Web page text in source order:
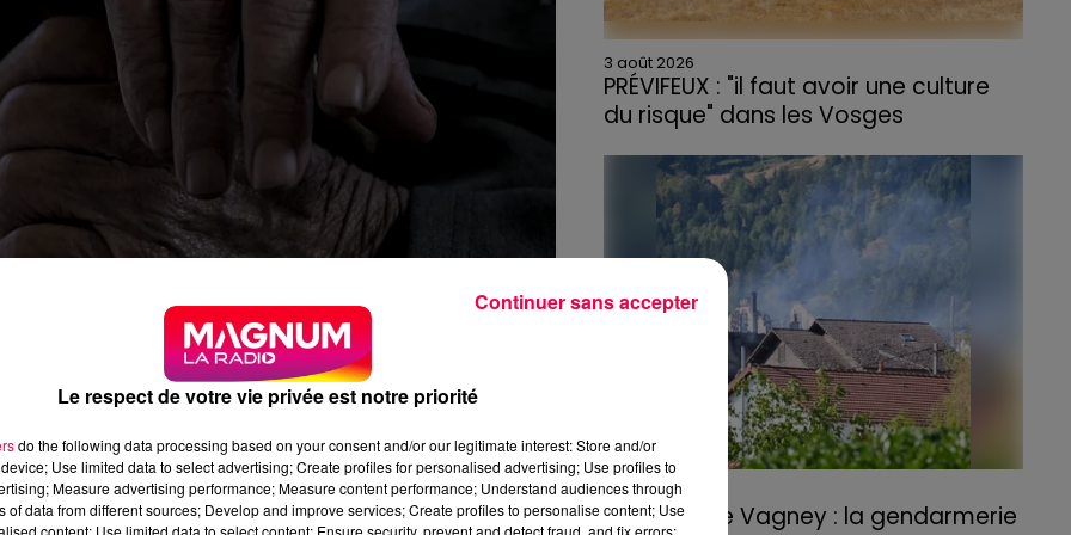
locales pour construire une ville plus inclusive,
3 août 2026
PRÉVIFEUX : "il faut avoir une culture
du risque" dans les Vosges
3 août 2026
Incendie de Vagney : la gendarmerie
Le respect de votre vie privée est notre priorité
do the following data processing based on your consent and/or our legitimate interest: Store and/or
Use limited data to select advertising; Create profiles for personalised advertising; Use profiles to
Measure advertising performance; Measure content performance; Understand audiences through
of data from different sources; Develop and improve services; Create profiles to personalise content; Use
content; Use limited data to select content; Ensure security, prevent and detect fraud, and fix errors;
Continuer sans accepter